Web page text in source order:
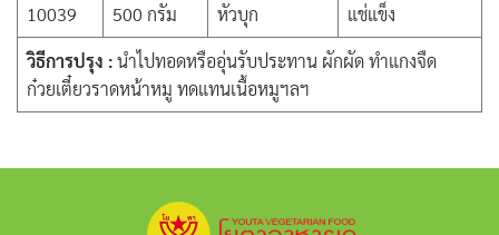
10039
500 กรัม หัวบุก
แช่แข็ง
วิธีการปรุง :นำไปทอดหรืออุ่นรับประทาน ผักผัด ทำแกงจืด
ก๋วยเตี๋ยวราดหน้าหมู ทดแทนเนื้อหมูฯลฯ